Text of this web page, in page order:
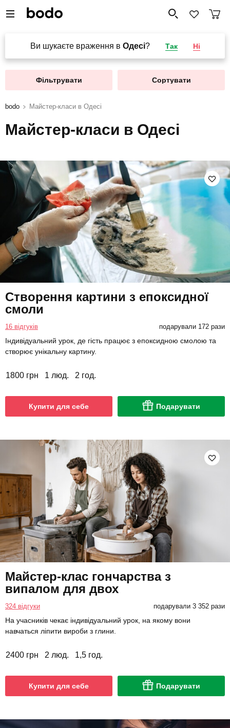
Ви шукаєте враження в Одесі? Так Ні
Фільтрувати Сортувати
bodo Майстер-класи в Одесі
Майстер-класи в Одесі
Створення картини з епоксидної
смоли
16 відгуків подарували 172 рази
Індивідуальний урок, де гість працює з епоксидною смолою та
створює унікальну картину.
1800 грн 1 люд. 2 год.
Купити для себе Подарувати
Майстер-клас гончарства з
випалом для двох
324 відгуки подарували 3 352 рази
На учасників чекає індивідуальний урок, на якому вони
навчаться ліпити вироби з глини.
2400 грн 2 люд. 1,5 год.
Купити для себе Подарувати